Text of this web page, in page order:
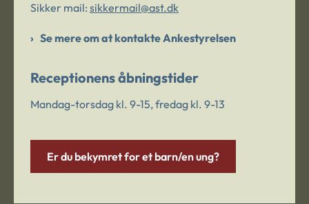
Sikker mail: sikkermail@ast.dk
Se mere om at kontakte Ankestyrelsen
Receptionens åbningstider
Mandag-torsdag kl. 9-15, fredag kl. 9-13
Er du bekymret for et barn/en ung?